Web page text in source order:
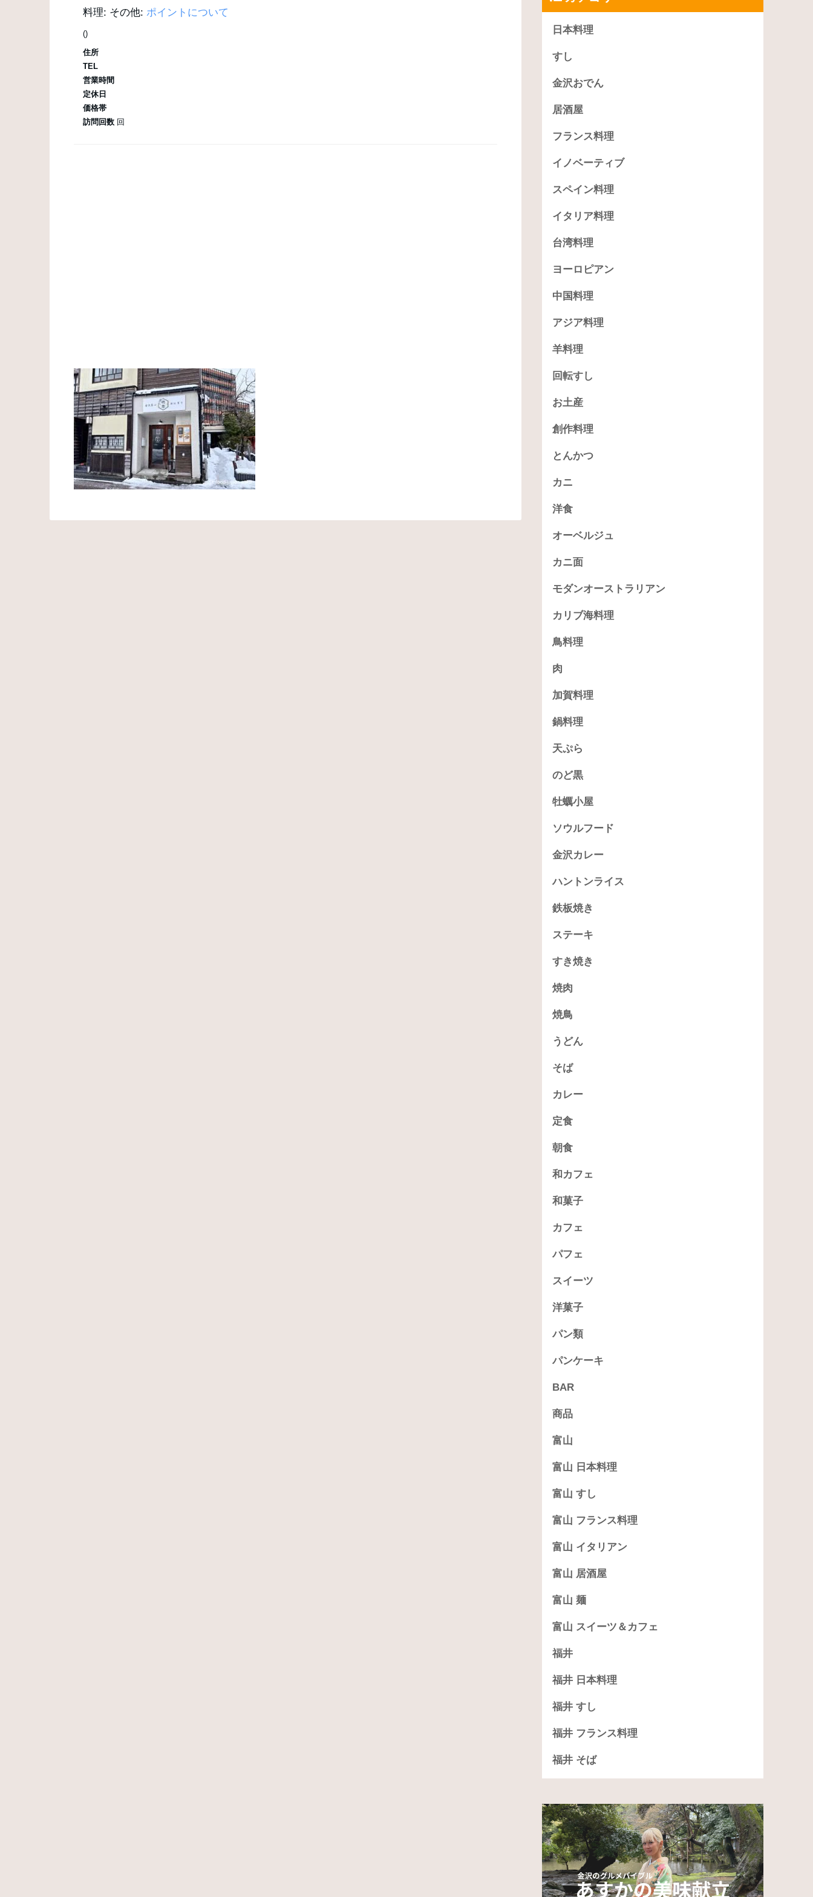
料理: その他: ポイントについて
()
住所
TEL
営業時間
定休日
価格帯
訪問回数 回
日本料理
すし
金沢おでん
居酒屋
フランス料理
イノベーティブ
スペイン料理
イタリア料理
台湾料理
ヨーロピアン
中国料理
アジア料理
羊料理
回転すし
お土産
創作料理
とんかつ
カニ
洋食
オーベルジュ
カニ面
モダンオーストラリアン
カリブ海料理
鳥料理
肉
加賀料理
鍋料理
天ぷら
のど黒
牡蠣小屋
ソウルフード
金沢カレー
ハントンライス
鉄板焼き
ステーキ
すき焼き
焼肉
焼鳥
うどん
そば
カレー
定食
朝食
和カフェ
和菓子
カフェ
パフェ
スイーツ
洋菓子
パン類
パンケーキ
BAR
商品
富山
富山 日本料理
富山 すし
富山 フランス料理
富山 イタリアン
富山 居酒屋
富山 麺
富山 スイーツ＆カフェ
福井
福井 日本料理
福井 すし
福井 フランス料理
福井 そば